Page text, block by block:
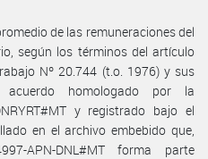
de las remuneraciones del
según los términos del artículo
Nº 20.744 (t.o. 1976) y sus
acuerdo homologado por la
y registrado bajo el
en el archivo embebido que,
APN-DNL#MT forma parte